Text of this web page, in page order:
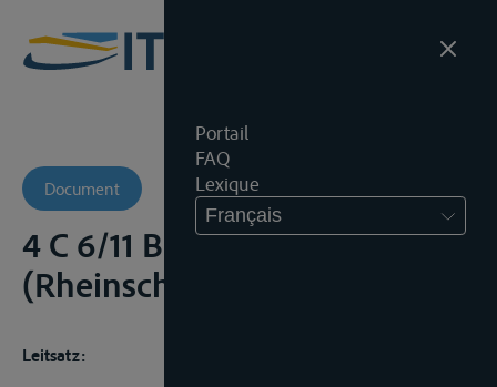
Portail
FAQ
Lexique
Français
Document
4 C 6/11 BSchG - Amtsgericht
(Rheinschiffahrtsgericht)
Leitsatz: